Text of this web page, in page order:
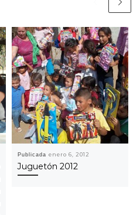
Publicadaenero 6, 2012
Juguetón 2012